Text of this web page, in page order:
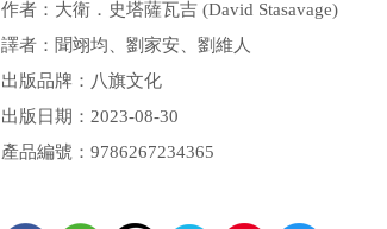
作者：大衛．史塔薩瓦吉 (David Stasavage)
譯者：聞翊均、劉家安、劉維人
出版品牌：八旗文化
出版日期：2023-08-30
產品編號：9786267234365